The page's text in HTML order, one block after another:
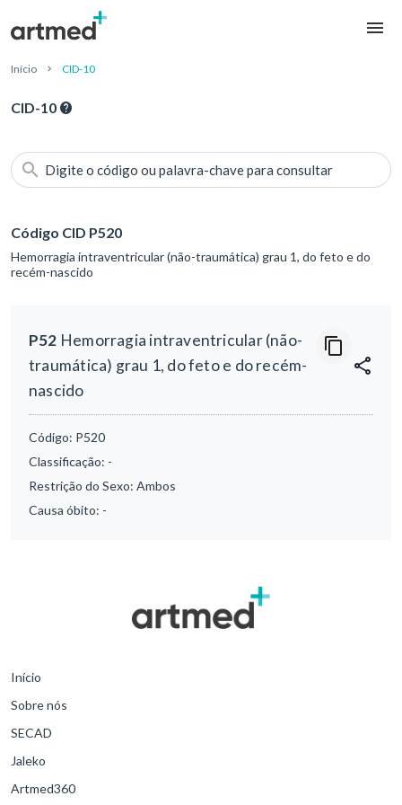
Início CID-10
CID-10
Digite o código ou palavra-chave para consultar
Código CID P520
Hemorragia intraventricular (não-traumática) grau 1, do feto e do
recém-nascido
P52 Hemorragia intraventricular (não-
traumática) grau 1, do feto e do recém-
nascido
Código: P520
Classificação: -
Restrição do Sexo: Ambos
Causa óbito: -
Início
Sobre nós
SECAD
Jaleko
Artmed360